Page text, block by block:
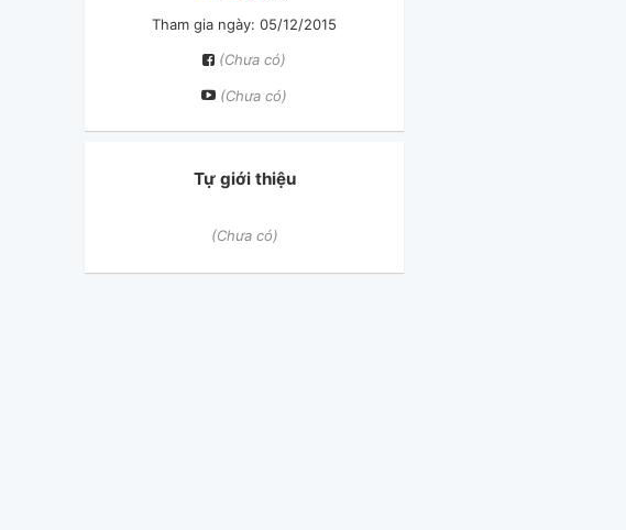
Tham gia ngày: 05/12/2015
(Chưa có)
(Chưa có)
Tự giới thiệu
(Chưa có)